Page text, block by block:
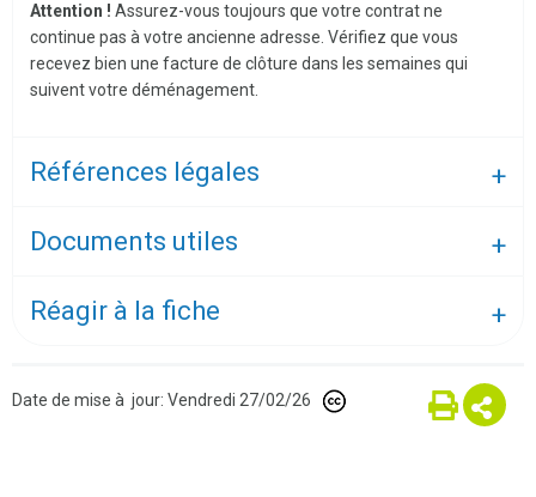
Attention ! Assurez-vous toujours que votre contrat ne
continue pas à votre ancienne adresse. Vérifiez que vous
recevez bien une facture de clôture dans les semaines qui
suivent votre déménagement.
Références légales
Documents utiles
Réagir à la fiche
Date de mise à jour: Vendredi 27/02/26